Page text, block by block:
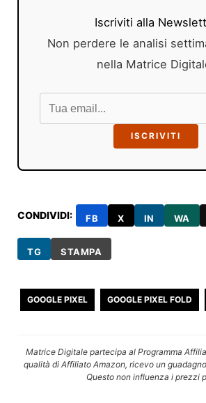
Iscriviti alla
Non perdere le analisi
nella Matrice
ISCRIVITI
CONDIVIDI: FB X IN WA
TG STAMPA
GOOGLE PIXEL GOOGLE PIXEL FOLD
Matrice Digitale partecipa al Programma
qualità di Affiliato Amazon, ricevo un
Questo non influenza i prezzi